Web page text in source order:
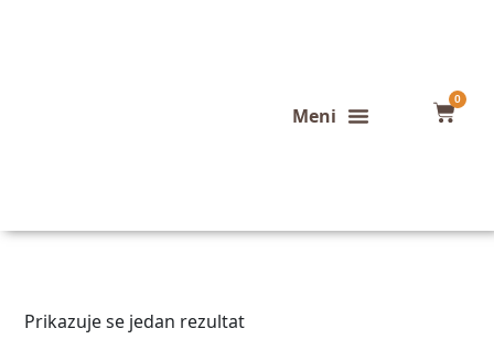
0
Prikazuje se jedan rezultat